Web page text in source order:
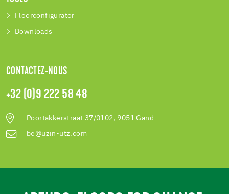
Floorconfigurator
Downloads
CONTACTEZ-NOUS
+32 (0)9 222 58 48
Poortakkerstraat 37/0102, 9051 Gand
be@uzin-utz.com